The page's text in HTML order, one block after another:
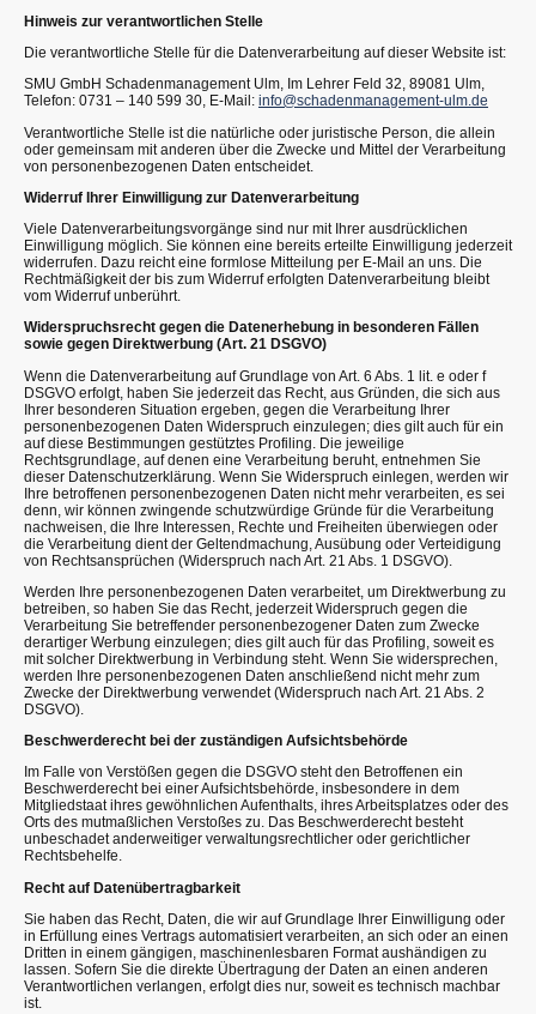
Hinweis zur verantwortlichen Stelle
Die verantwortliche Stelle für die Datenverarbeitung auf dieser Website ist:
SMU GmbH Schadenmanagement Ulm, Im Lehrer Feld 32, 89081 Ulm,
Telefon: 0731 – 140 599 30, E-Mail: info@schadenmanagement-ulm.de
Verantwortliche Stelle ist die natürliche oder juristische Person, die allein
oder gemeinsam mit anderen über die Zwecke und Mittel der Verarbeitung
von personenbezogenen Daten entscheidet.
Widerruf Ihrer Einwilligung zur Datenverarbeitung
Viele Datenverarbeitungsvorgänge sind nur mit Ihrer ausdrücklichen
Einwilligung möglich. Sie können eine bereits erteilte Einwilligung jederzeit
widerrufen. Dazu reicht eine formlose Mitteilung per E-Mail an uns. Die
Rechtmäßigkeit der bis zum Widerruf erfolgten Datenverarbeitung bleibt
vom Widerruf unberührt.
Widerspruchsrecht gegen die Datenerhebung in besonderen Fällen
sowie gegen Direktwerbung (Art. 21 DSGVO)
Wenn die Datenverarbeitung auf Grundlage von Art. 6 Abs. 1 lit. e oder f
DSGVO erfolgt, haben Sie jederzeit das Recht, aus Gründen, die sich aus
Ihrer besonderen Situation ergeben, gegen die Verarbeitung Ihrer
personenbezogenen Daten Widerspruch einzulegen; dies gilt auch für ein
auf diese Bestimmungen gestütztes Profiling. Die jeweilige
Rechtsgrundlage, auf denen eine Verarbeitung beruht, entnehmen Sie
dieser Datenschutzerklärung. Wenn Sie Widerspruch einlegen, werden wir
Ihre betroffenen personenbezogenen Daten nicht mehr verarbeiten, es sei
denn, wir können zwingende schutzwürdige Gründe für die Verarbeitung
nachweisen, die Ihre Interessen, Rechte und Freiheiten überwiegen oder
die Verarbeitung dient der Geltendmachung, Ausübung oder Verteidigung
von Rechtsansprüchen (Widerspruch nach Art. 21 Abs. 1 DSGVO).
Werden Ihre personenbezogenen Daten verarbeitet, um Direktwerbung zu
betreiben, so haben Sie das Recht, jederzeit Widerspruch gegen die
Verarbeitung Sie betreffender personenbezogener Daten zum Zwecke
derartiger Werbung einzulegen; dies gilt auch für das Profiling, soweit es
mit solcher Direktwerbung in Verbindung steht. Wenn Sie widersprechen,
werden Ihre personenbezogenen Daten anschließend nicht mehr zum
Zwecke der Direktwerbung verwendet (Widerspruch nach Art. 21 Abs. 2
DSGVO).
Beschwerderecht bei der zuständigen Aufsichtsbehörde
Im Falle von Verstößen gegen die DSGVO steht den Betroffenen ein
Beschwerderecht bei einer Aufsichtsbehörde, insbesondere in dem
Mitgliedstaat ihres gewöhnlichen Aufenthalts, ihres Arbeitsplatzes oder des
Orts des mutmaßlichen Verstoßes zu. Das Beschwerderecht besteht
unbeschadet anderweitiger verwaltungsrechtlicher oder gerichtlicher
Rechtsbehelfe.
Recht auf Datenübertragbarkeit
Sie haben das Recht, Daten, die wir auf Grundlage Ihrer Einwilligung oder
in Erfüllung eines Vertrags automatisiert verarbeiten, an sich oder an einen
Dritten in einem gängigen, maschinenlesbaren Format aushändigen zu
lassen. Sofern Sie die direkte Übertragung der Daten an einen anderen
Verantwortlichen verlangen, erfolgt dies nur, soweit es technisch machbar
ist.